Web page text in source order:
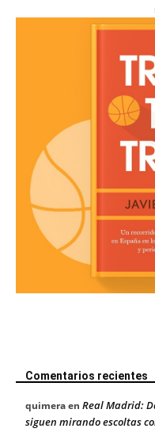
Comentarios recientes
quimeraen Real Madrid:
siguen mirando escoltas